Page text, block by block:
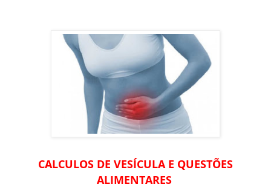
CALCULOS DE VESÍCULA E QUESTÕES
ALIMENTARES